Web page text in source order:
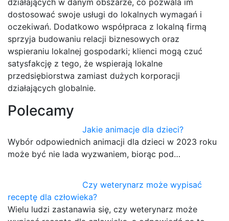
dostosować swoje usługi do lokalnych wymagań i
oczekiwań. Dodatkowo współpraca z lokalną firmą
sprzyja budowaniu relacji biznesowych oraz
wspieraniu lokalnej gospodarki; klienci mogą czuć
satysfakcję z tego, że wspierają lokalne
przedsiębiorstwa zamiast dużych korporacji
działających globalnie.
Polecamy
Jakie animacje dla dzieci?
Wybór odpowiednich animacji dla dzieci w 2023 roku
może być nie lada wyzwaniem, biorąc pod…
Czy weterynarz może wypisać
receptę dla człowieka?
Wielu ludzi zastanawia się, czy weterynarz może